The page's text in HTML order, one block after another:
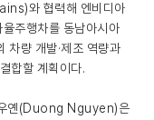
와 협력해 엔비디아
주행차를 동남아시아
차량 개발·제조 역량과
합할 계획이다.
우옌(Duong Nguyen)은